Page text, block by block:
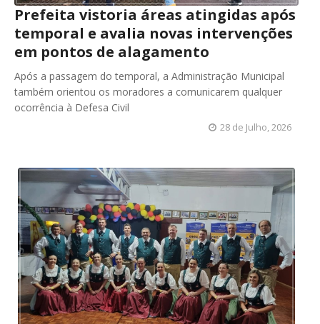
Prefeita vistoria áreas atingidas após
temporal e avalia novas intervenções
em pontos de alagamento
Após a passagem do temporal, a Administração Municipal
também orientou os moradores a comunicarem qualquer
ocorrência à Defesa Civil
28 de Julho, 2026